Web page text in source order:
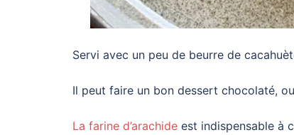
Servi avec un peu de beurre de
Il peut faire un bon dessert chocolaté,
La farine d’arachide est indispensable à